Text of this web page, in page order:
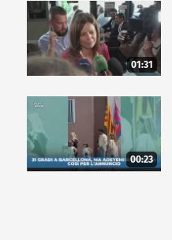
01:31
00:23